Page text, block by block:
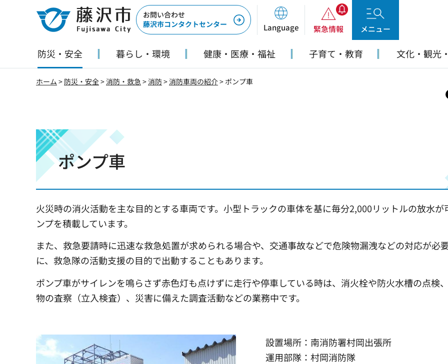
藤沢市
お問い合わせ
藤沢市コンタクトセンター
Language 緊急情報 メニュー
防災・安全 暮らし・環境 健康・医療・福祉 子育て・教育 文化・観光
ホーム > 防災・安全>消防・救急>消防>消防車両の紹介> ポンプ車
ポンプ車
火災時の消火活動を主な目的とする車両です。小型トラックの車体を基に毎分2,000リットルの放水が
ンプを積載しています。
また、救急要請時に迅速な救急処置が求められる場合や、交通事故などで危険物漏洩などの対応が必
に、救急隊の活動支援の目的で出動することもあります。
ポンプ車がサイレンを鳴らさず赤色灯も点けずに走行や停車している時は、消火栓や防火水槽の点検
物の査察（立入検査）、災害に備えた調査活動などの業務中です。
設置場所：南消防署村岡出張所
運用部隊：村岡消防隊